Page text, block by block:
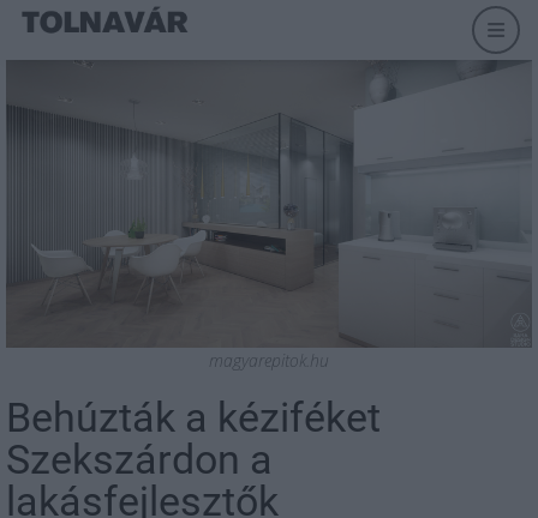
magyarepitok.hu
Behúzták a kéziféket
Szekszárdon a
lakásfejlesztők